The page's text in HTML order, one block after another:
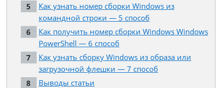
Как узнать номер сборки Windows из
командной строки — 5 способ
Как получить номер сборки Windows Windows
PowerShell — 6 способ
Как узнать сборку Windows из образа или
загрузочной флешки — 7 способ
Выводы статьи